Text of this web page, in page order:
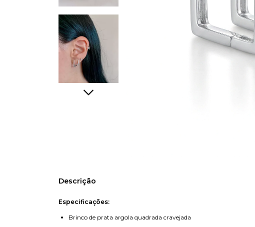
Descrição
Especificações:
Brinco de prata argola quadrada cravejada